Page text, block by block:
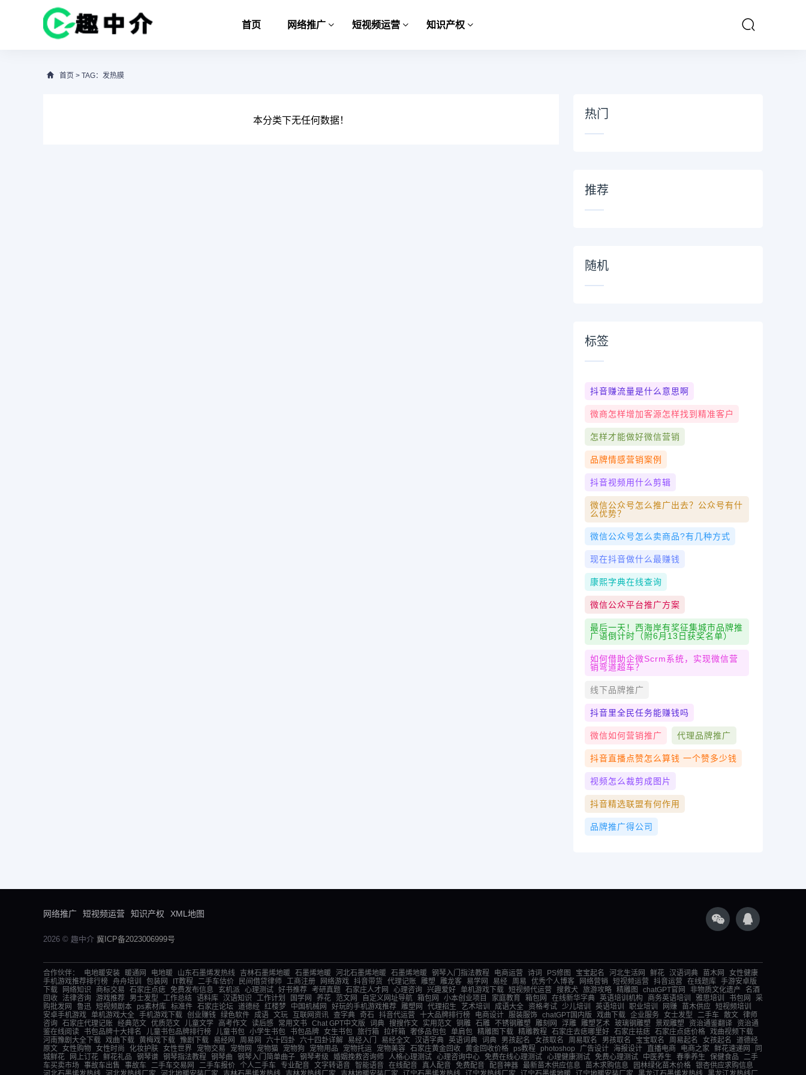
首页 网络推广 短视频运营 知识产权
首页 > TAG：发热膜
本分类下无任何数据！ 热门
推荐
随机
标签
抖音赚流量是什么意思啊
微商怎样增加客源怎样找到精准客户
怎样才能做好微信营销
品牌情感营销案例
抖音视频用什么剪辑
微信公众号怎么推广出去？公众号有什
么优势？
微信公众号怎么卖商品?有几种方式
现在抖音做什么最赚钱
康熙字典在线查询
微信公众平台推广方案
最后一天！西海岸有奖征集城市品牌推
广语倒计时（附6月13日获奖名单）
如何借助企微scrm系统，实现微信营
销弯道超车？
线下品牌推广
抖音里全民任务能赚钱吗
微信如何营销推广 代理品牌推广
抖音直播点赞怎么算钱 一个赞多少钱
视频怎么裁剪成图片
抖音精选联盟有何作用
品牌推广得公司
网络推广 短视频运营 知识产权 XML地图
2026 © 趣中介 冀ICP备2023006999号
合作伙伴： 电地暖安装 暖通网 电地暖 山东石墨烯发热线 吉林石墨烯地暖 石墨烯地暖 河北石墨烯地暖 石墨烯地暖 钢琴入门指法教程 电商运营 诗词 PS修图 宝宝起名 河北生活网 鲜花 汉语词典 苗木网
女性健康
手机游戏推荐排行榜 舟舟培训 包装网 IT教程 二手车估价 民间借贷律师 工商注册 网络游戏 抖音带货 代理记账 雕塑 雕龙客 易学网 易经 周易 优秀个人博客 网络营销 短视频运营 抖音运营 在线题库 手游安卓版
下载
网络知识 商标交易 石家庄点痣 免费发布信息 玄机派 心理测试 好书推荐 考研真题 石家庄人才网 心理咨询 兴趣爱好 单机游戏下载 短视频代运营 搜救犬 旅游攻略 精雕图 chatGPT官网 非物质文化遗产
名酒
回收
法律咨询 游戏推荐 男士发型 工作总结 语料库 汉语知识 工作计划 国学网 养花 范文网 自定义网址导航 箱包网 小本创业项目 家庭教育 箱包网 在线新华字典 英语培训机构 商务英语培训 雅思培训 书包网
采
购批发网
鲁迅 短视频剧本 ps素材库 标准件 石家庄论坛 道德经 红楼梦 中国机械网 好玩的手机游戏推荐 雕塑网 代理招生 艺术培训 成语大全 资格考试 少儿培训 英语培训 职业培训 网赚 苗木供应 短视频培训
安卓手机游戏 单机游戏大全 手机游戏下载 创业赚钱 绿色软件 成语 文玩 互联网资讯 查字典 奇石 抖音代运营 十大品牌排行榜 电商设计 服装服饰 chatGPT国内版 戏曲下载 企业服务 女士发型 二手车 散文 律师
咨询 石家庄代理记账 经典范文 优质范文 儿童文学 高考作文 读后感 常用文书 Chat GPT中文版 词典 搜搜作文 实用范文 铜雕 石雕 不锈钢雕塑 雕刻网 浮雕 雕塑艺术 玻璃钢雕塑 景观雕塑 资治通鉴翻译
资治通
鉴在线阅读 书包品牌十大排名 儿童书包品牌排行榜 儿童书包 小学生书包 书包品牌 女生书包 旅行箱 拉杆箱 奢侈品包包 单肩包 精雕图下载 精雕教程 石家庄去痣哪里好 石家庄祛痣 石家庄点痣价格 戏曲视频下载
河南豫剧大全下载 戏曲下载 黄梅戏下载 豫剧下载 易经网 周易网 六十四卦 六十四卦详解 易经入门 易经全文 汉语字典 英语词典 词典 男孩起名 女孩取名 周易取名 男孩取名 宝宝取名 周易起名 女孩起名
道德经
原文 女性购物 女性时尚 化妆护肤 女性世界 宠物交易 宠物网 宠物猫 宠物狗 宠物用品 宠物托运 宠物美容 石家庄黄金回收 黄金回收价格 ps教程 photoshop 广告设计 海报设计 直播电商 电商之家 鲜花速递网
同
城鲜花
网上订花 鲜花礼品 钢琴谱 钢琴指法教程 钢琴曲 钢琴入门简单曲子 钢琴考级 婚姻挽救咨询师 人格心理测试 心理咨询中心 免费在线心理测试 心理健康测试 免费心理测试 中医养生 春季养生 保健食品
二手
车买卖市场
事故车出售 事故车 二手车交易网 二手车报价 个人二手车 专业配音 文字转语音 智能语音 在线配音 真人配音 免费配音 配音神器 最新苗木供应信息 苗木求购信息 园林绿化苗木价格 银杏供应求购信息